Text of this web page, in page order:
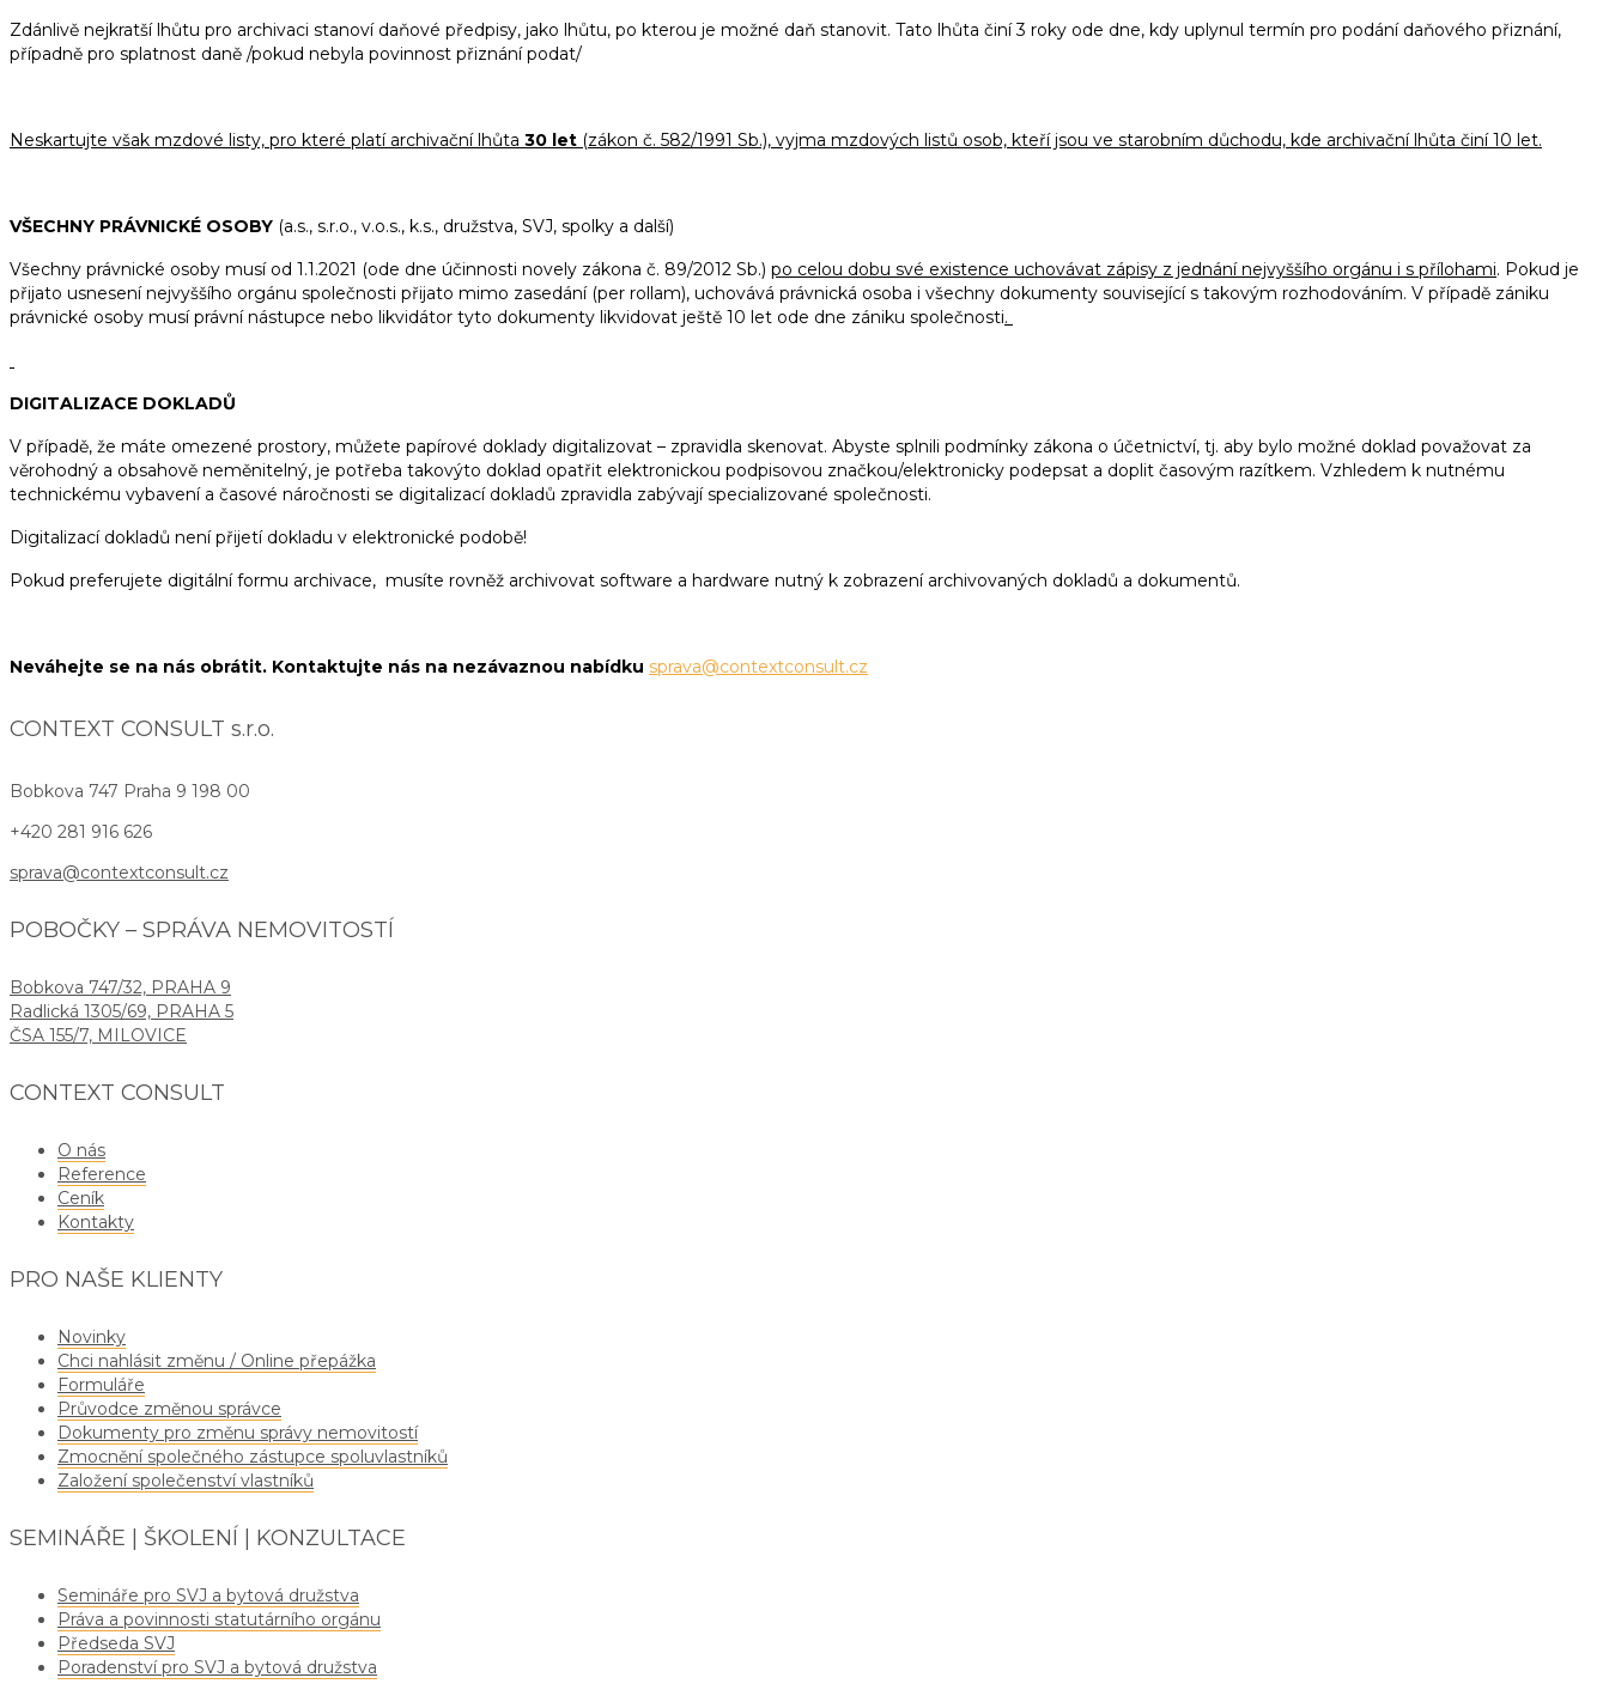
Zdánlivě nejkratší lhůtu pro archivaci stanoví daňové předpisy, jako lhůtu, po kterou je možné daň stanovit. Tato lhůta činí 3 roky ode dne, kdy uplynul termín pro podání daňového přiznání,
případně pro splatnost daně /pokud nebyla povinnost přiznání podat/
Neskartujte však mzdové listy, pro které platí archivační lhůta 30 let (zákon č. 582/1991 Sb.), vyjma mzdových listů osob, kteří jsou ve starobním důchodu, kde archivační lhůta činí 10 let.
VŠECHNY PRÁVNICKÉ OSOBY (a.s., s.r.o., v.o.s., k.s., družstva, SVJ, spolky a další)
Všechny právnické osoby musí od 1.1.2021 (ode dne účinnosti novely zákona č. 89/2012 Sb.) po celou dobu své existence uchovávat zápisy z jednání nejvyššího orgánu i s přílohami. Pokud je
přijato usnesení nejvyššího orgánu společnosti přijato mimo zasedání (per rollam), uchovává právnická osoba i všechny dokumenty související s takovým rozhodováním. V případě zániku
právnické osoby musí právní nástupce nebo likvidátor tyto dokumenty likvidovat ještě 10 let ode dne zániku společnosti.
DIGITALIZACE DOKLADŮ
V případě, že máte omezené prostory, můžete papírové doklady digitalizovat – zpravidla skenovat. Abyste splnili podmínky zákona o účetnictví, tj. aby bylo možné doklad považovat za
věrohodný a obsahově neměnitelný, je potřeba takovýto doklad opatřit elektronickou podpisovou značkou/elektronicky podepsat a doplit časovým razítkem. Vzhledem k nutnému
technickému vybavení a časové náročnosti se digitalizací dokladů zpravidla zabývají specializované společnosti.
Digitalizací dokladů není přijetí dokladu v elektronické podobě!
Pokud preferujete digitální formu archivace, musíte rovněž archivovat software a hardware nutný k zobrazení archivovaných dokladů a dokumentů.
Neváhejte se na nás obrátit. Kontaktujte nás na nezávaznou nabídku sprava@contextconsult.cz
CONTEXT CONSULT s.r.o.
Bobkova 747 Praha 9 198 00
+420 281 916 626
sprava@contextconsult.cz
POBOČKY – SPRÁVA NEMOVITOSTÍ
Bobkova 747/32, PRAHA 9
Radlická 1305/69, PRAHA 5
ČSA 155/7, MILOVICE
CONTEXT CONSULT
O nás
Reference
Ceník
Kontakty
PRO NAŠE KLIENTY
Novinky
Chci nahlásit změnu / Online přepážka
Formuláře
Průvodce změnou správce
Dokumenty pro změnu správy nemovitostí
Zmocnění společného zástupce spoluvlastníků
Založení společenství vlastníků
SEMINÁŘE | ŠKOLENÍ | KONZULTACE
Semináře pro SVJ a bytová družstva
Práva a povinnosti statutárního orgánu
Předseda SVJ
Poradenství pro SVJ a bytová družstva